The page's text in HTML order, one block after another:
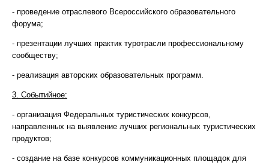
- проведение отраслевого Всероссийского образовательного
форума;
- презентации лучших практик туротрасли профессиональному
сообществу;
- реализация авторских образовательных программ.
3. Событийное:
- организация Федеральных туристических конкурсов,
направленных на выявление лучших региональных туристических
продуктов;
- создание на базе конкурсов коммуникационных площадок для